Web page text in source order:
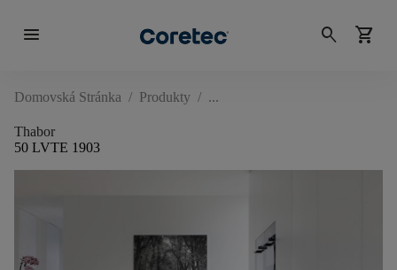
menu search shopping_cart
Domovská Stránka / Produkty /
Thabor
50 LVTE 1903